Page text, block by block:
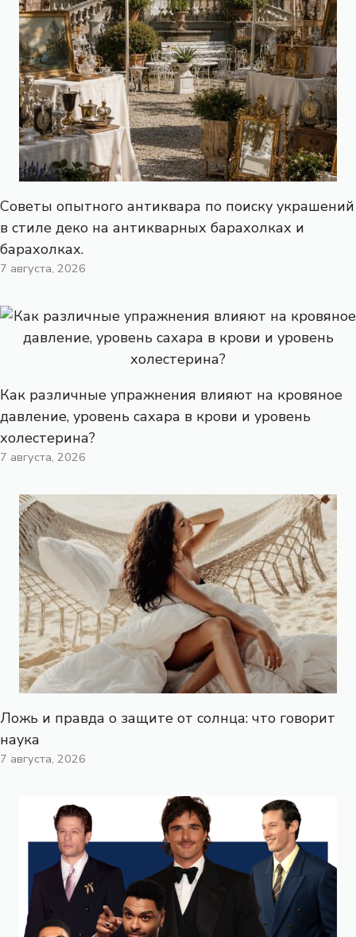
Советы опытного антиквара по поиску украшений
в стиле деко на антикварных барахолках и
барахолках.
7 августа, 2026
Как различные упражнения влияют на кровяное
давление, уровень сахара в крови и уровень
холестерина?
7 августа, 2026
Ложь и правда о защите от солнца: что говорит
наука
7 августа, 2026